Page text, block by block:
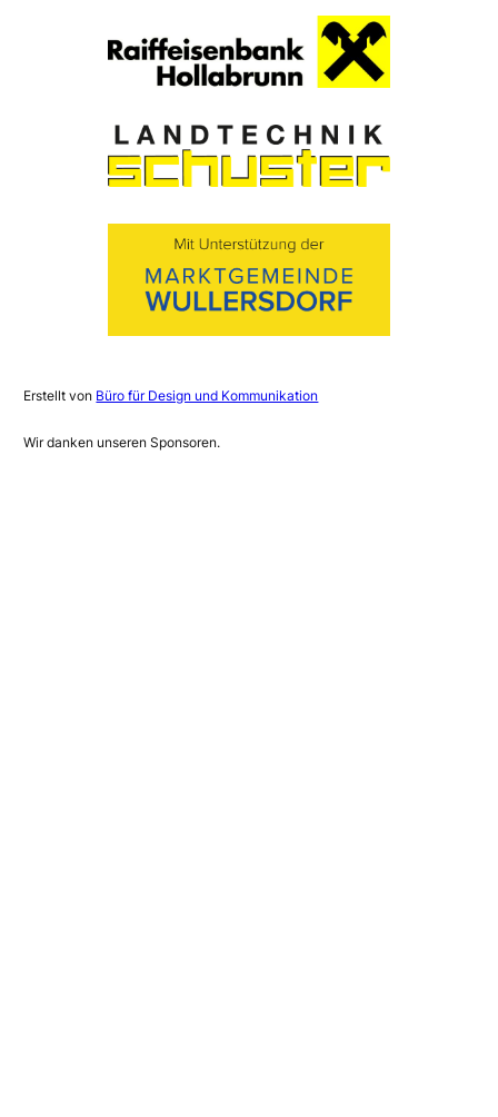
Erstellt von Büro für Design und Kommunikation
Wir danken unseren Sponsoren.